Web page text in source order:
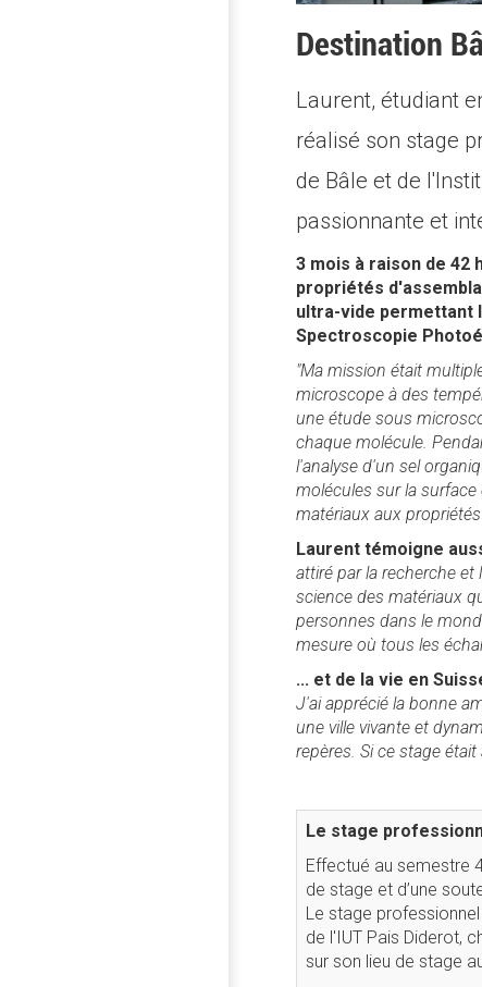
Destination
Laurent, étudiant
réalisé son stage
de Bâle et de
passionnante et
3 mois à raison de 42
propriétés
ultra-vide permettant
Spectroscopie
"Ma mission était
microscope à des
une étude sous
chaque molécule.
l'analyse d'un sel
molécules sur la
matériaux aux
Laurent témoigne
attiré par la recherche
science des matériaux
personnes dans le
mesure où tous les
... et de la vie en
J'ai apprécié la bonne
une ville vivante et
repères. Si ce stage
Le stage
Effectué au semestre
de stage et d’une
Le stage
de l'IUT Pais Diderot,
sur son lieu de stage